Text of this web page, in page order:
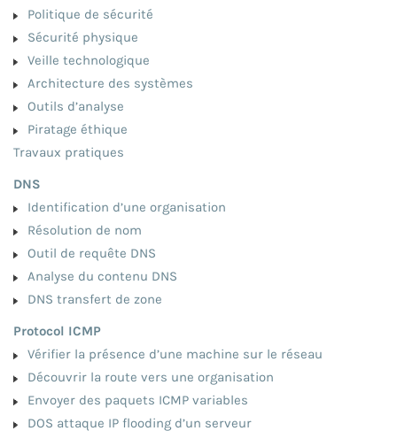
Politique de sécurité
Sécurité physique
Veille technologique
Architecture des systèmes
Outils d’analyse
Piratage éthique
Travaux pratiques
DNS
Identification d’une organisation
Résolution de nom
Outil de requête DNS
Analyse du contenu DNS
DNS transfert de zone
Protocol ICMP
Vérifier la présence d’une machine sur le réseau
Découvrir la route vers une organisation
Envoyer des paquets ICMP variables
DOS attaque IP flooding d’un serveur